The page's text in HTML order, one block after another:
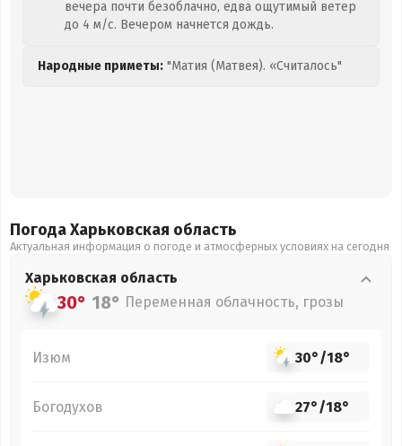
вечера почти безоблачно, едва ощутимый ветер
до 4 м/с. Вечером начнется дождь.
Народные приметы: "Матия (Матвея). «Считалось"
Погода Харьковская область
Актуальная информация о погоде и атмосферных условиях на сегодня
Харьковская область
30° 18° Переменная облачность, грозы
Изюм 30°/18°
Богодухов 27°/18°